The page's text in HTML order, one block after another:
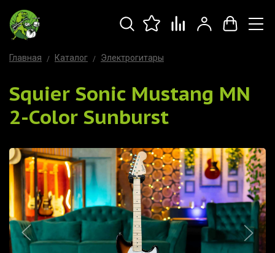
Главная Каталог Электрогитары
Squier Sonic Mustang MN
2-Color Sunburst